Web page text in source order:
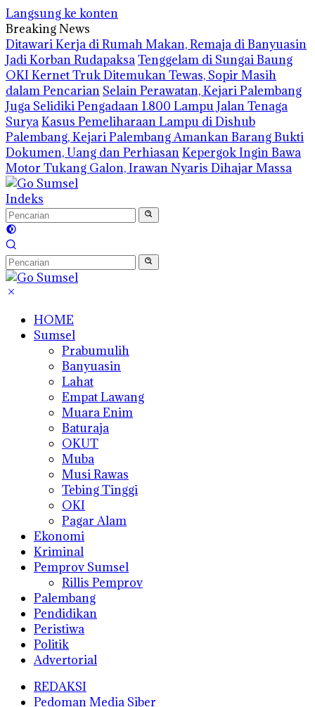
Langsung ke konten
Breaking News
Ditawari Kerja di Rumah Makan, Remaja di Banyuasin
Jadi Korban RudapaksaTenggelam di Sungai Baung
OKI Kernet Truk Ditemukan Tewas, Sopir Masih
dalam Pencarian Selain Perawatan, Kejari Palembang
Juga Selidiki Pengadaan 1.800 Lampu Jalan Tenaga
SuryaKasus Pemeliharaan Lampu di Dishub
Palembang, Kejari Palembang Amankan Barang Bukti
Dokumen, Uang dan PerhiasanKepergok Ingin Bawa
Motor Tukang Galon, Irawan Nyaris Dihajar Massa
Indeks
HOME
Sumsel
Prabumulih
Banyuasin
Lahat
Empat Lawang
Muara Enim
Baturaja
OKUT
Muba
Musi Rawas
Tebing Tinggi
OKI
Pagar Alam
Ekonomi
Kriminal
Pemprov Sumsel
Rillis Pemprov
Palembang
Pendidikan
Peristiwa
Politik
Advertorial
REDAKSI
Pedoman Media Siber